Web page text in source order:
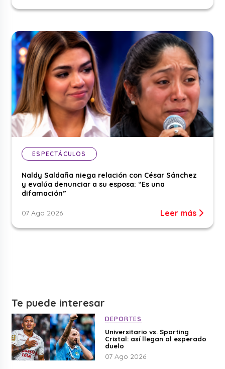
ESPECTÁCULOS
Naldy Saldaña niega relación con César Sánchez
y evalúa denunciar a su esposa: “Es una
difamación”
07 Ago 2026 Leer más
Te puede interesar
DEPORTES
Universitario vs. Sporting
Cristal: así llegan al esperado
duelo
07 Ago 2026